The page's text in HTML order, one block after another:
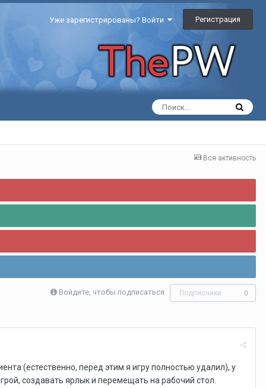
Уже зарегистрированы? Войти Регистрация
Вся активность
Войдите, чтобы подписаться Подписчики 0
(естественно, перед этим я игру полностью удалил), у
создавать ярлык и перемещать на рабочий стол.